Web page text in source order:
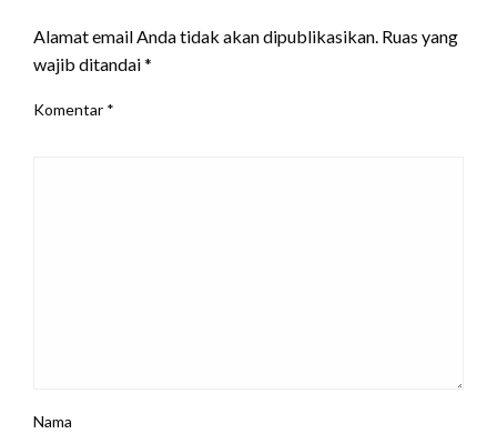
Alamat email Anda tidak akan dipublikasikan. Ruas yang
wajib ditandai*
Komentar *
Nama